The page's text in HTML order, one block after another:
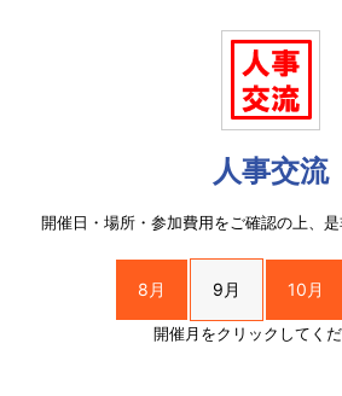
人事交流
開催日・場所・参加費用をご確認の上、
8月 9月 10月
開催月をクリックしてくだ